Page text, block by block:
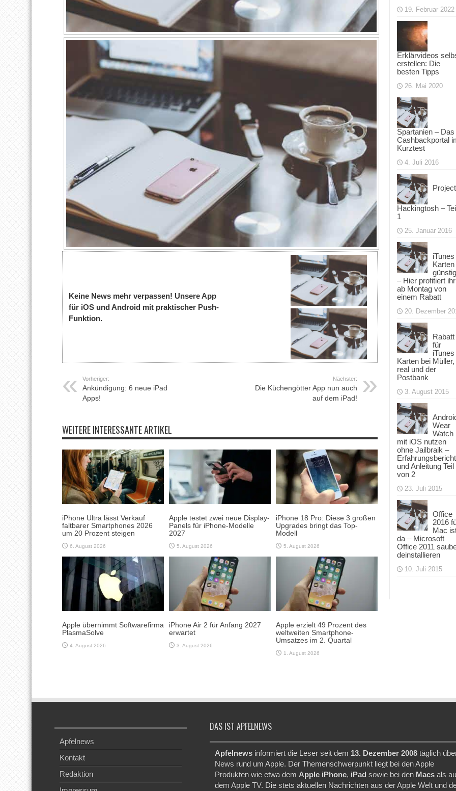
Keine News mehr verpassen! Unsere App
für iOS und Android mit praktischer Push-
Funktion.
Vorheriger:
Ankündigung: 6 neue iPad
Apps!
Nächster:
Die Küchengötter App nun auch
auf dem iPad!
WEITERE INTERESSANTE ARTIKEL
iPhone Ultra lässt Verkauf
faltbarer Smartphones 2026
um 20 Prozent steigen
6. August 2026
Apple testet zwei neue Display-
Panels für iPhone-Modelle
2027
5. August 2026
iPhone 18 Pro: Diese 3 großen
Upgrades bringt das Top-
Modell
5. August 2026
Apple übernimmt Softwarefirma
PlasmaSolve
4. August 2026
iPhone Air 2 für Anfang 2027
erwartet
3. August 2026
Apple erzielt 49 Prozent des
weltweiten Smartphone-
Umsatzes im 2. Quartal
1. August 2026
19. Februar 2022
Erklärvideos
erstellen: Die
besten Tipps
26. Mai 2020
Spartanien – Das
Cashbackportal
Kurztest
4. Juli 2016
Project
Hackingtosh –
1
25. Januar 2016
iTunes
Karten
– Hier profitiert ihr
ab Montag von
einem Rabatt
20. Dezember
Rabatt
für
iTunes
Karten bei Müller,
real und der
Postbank
3. August 2015
Wear
Watch
mit iOS nutzen
ohne Jailbraik –
Erfahrungsbericht
und Anleitung Teil
von 2
23. Juli 2015
Office
2016
Mac
da – Microsoft
Office 2011
deinstallieren
10. Juli 2015
Apfelnews
Kontakt
Redaktion
DAS IST APFELNEWS
Apfelnews informiert die Leser seit dem 13. Dezember 2008 täglich
News rund um Apple. Der Themenschwerpunkt liegt bei den Apple
Produkten wie etwa dem Apple iPhone, iPad sowie bei den Macs als
dem Apple TV. Die stets aktuellen Nachrichten aus der Apple Welt und